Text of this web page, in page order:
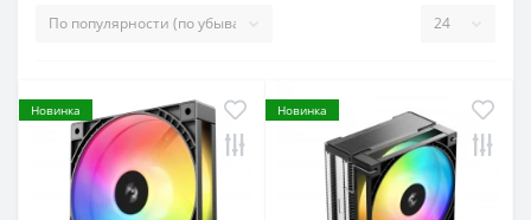
Новинка Новинка